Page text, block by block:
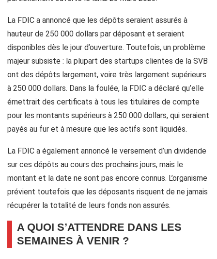
La FDIC a annoncé que les dépôts seraient assurés à
hauteur de 250 000 dollars par déposant et seraient
disponibles dès le jour d’ouverture. Toutefois, un problème
majeur subsiste : la plupart des startups clientes de la SVB
ont des dépôts largement, voire très largement supérieurs
à 250 000 dollars. Dans la foulée, la FDIC a déclaré qu’elle
émettrait des certificats à tous les titulaires de compte
pour les montants supérieurs à 250 000 dollars, qui seraient
payés au fur et à mesure que les actifs sont liquidés.
La FDIC a également annoncé le versement d’un dividende
sur ces dépôts au cours des prochains jours, mais le
montant et la date ne sont pas encore connus. L’organisme
prévient toutefois que les déposants risquent de ne jamais
récupérer la totalité de leurs fonds non assurés.
A QUOI S’ATTENDRE DANS LES
SEMAINES À VENIR ?